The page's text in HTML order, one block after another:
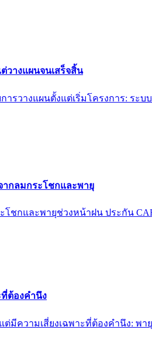
วางแผนจนเสร็จสิ้น
รวางแผนตั้งแต่เริ่มโครงการ: ร
ากลมกระโชกและพายุ
โชกและพายุช่วงหน้าฝน ประกัน
ที่ต้องคำนึง
มีความเสี่ยงเฉพาะที่ต้องคำนึง: พ